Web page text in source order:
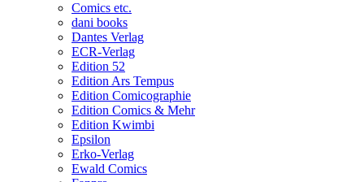
Comics etc.
dani books
Dantes Verlag
ECR-Verlag
Edition 52
Edition Ars Tempus
Edition Comicographie
Edition Comics & Mehr
Edition Kwimbi
Epsilon
Erko-Verlag
Ewald Comics